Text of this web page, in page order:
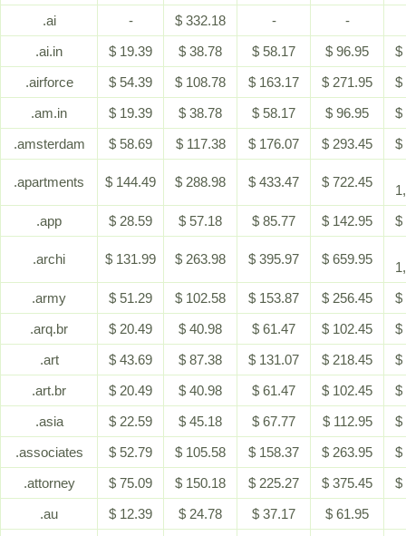
.ai
- $ 332.18 -
-
.ai.in
$ 19.39 $ 38.78 $ 58.17 $ 96.95
$
.airforce
$ 54.39 $ 108.78 $ 163.17 $ 271.95
$
.am.in
$ 19.39 $ 38.78 $ 58.17 $ 96.95
$
.amsterdam
$ 58.69 $ 117.38 $ 176.07 $ 293.45 $
.apartments $ 144.49 $ 288.98 $ 433.47 $ 722.45
.app
$ 28.59 $ 57.18 $ 85.77 $ 142.95 $
.archi $ 131.99 $ 263.98 $ 395.97 $ 659.95
.army
$ 51.29 $ 102.58 $ 153.87 $ 256.45
$
.arq.br
$ 20.49 $ 40.98 $ 61.47 $ 102.45
$
.art
$ 43.69 $ 87.38 $ 131.07 $ 218.45
$
.art.br
$ 20.49 $ 40.98 $ 61.47 $ 102.45
$
.asia
$ 22.59 $ 45.18 $ 67.77 $ 112.95
$
.associates
$ 52.79 $ 105.58 $ 158.37 $ 263.95
$
.attorney
$ 75.09 $ 150.18 $ 225.27 $ 375.45
$
.au
$ 12.39 $ 24.78 $ 37.17
$ 61.95